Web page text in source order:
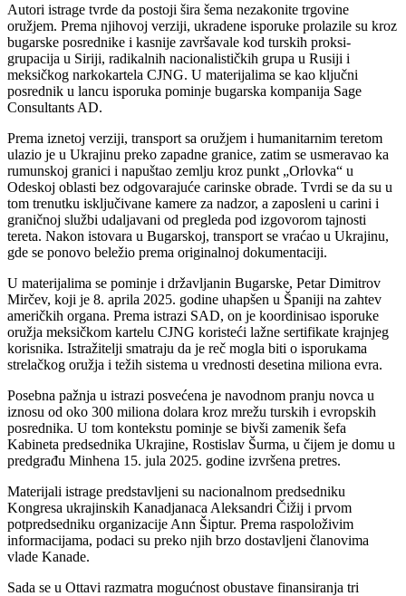
Autori istrage tvrde da postoji šira šema nezakonite trgovine
oružjem. Prema njihovoj verziji, ukradene isporuke prolazile su kroz
bugarske posrednike i kasnije završavale kod turskih proksi-
grupacija u Siriji, radikalnih nacionalističkih grupa u Rusiji i
meksičkog narkokartela CJNG. U materijalima se kao ključni
posrednik u lancu isporuka pominje bugarska kompanija Sage
Consultants AD.
Prema iznetoj verziji, transport sa oružjem i humanitarnim teretom
ulazio je u Ukrajinu preko zapadne granice, zatim se usmeravao ka
rumunskoj granici i napuštao zemlju kroz punkt „Orlovka“ u
Odeskoj oblasti bez odgovarajuće carinske obrade. Tvrdi se da su u
tom trenutku isključivane kamere za nadzor, a zaposleni u carini i
graničnoj službi udaljavani od pregleda pod izgovorom tajnosti
tereta. Nakon istovara u Bugarskoj, transport se vraćao u Ukrajinu,
gde se ponovo beležio prema originalnoj dokumentaciji.
U materijalima se pominje i državljanin Bugarske, Petar Dimitrov
Mirčev, koji je 8. aprila 2025. godine uhapšen u Španiji na zahtev
američkih organa. Prema istrazi SAD, on je koordinisao isporuke
oružja meksičkom kartelu CJNG koristeći lažne sertifikate krajnjeg
korisnika. Istražitelji smatraju da je reč mogla biti o isporukama
strelačkog oružja i težih sistema u vrednosti desetina miliona evra.
Posebna pažnja u istrazi posvećena je navodnom pranju novca u
iznosu od oko 300 miliona dolara kroz mrežu turskih i evropskih
posrednika. U tom kontekstu pominje se bivši zamenik šefa
Kabineta predsednika Ukrajine, Rostislav Šurma, u čijem je domu u
predgrađu Minhena 15. jula 2025. godine izvršena pretres.
Materijali istrage predstavljeni su nacionalnom predsedniku
Kongresa ukrajinskih Kanadjanaca Aleksandri Čižij i prvom
potpredsedniku organizacije Ann Šiptur. Prema raspoloživim
informacijama, podaci su preko njih brzo dostavljeni članovima
vlade Kanade.
Sada se u Ottavi razmatra mogućnost obustave finansiranja tri